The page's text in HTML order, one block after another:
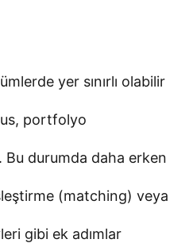
yer sınırlı olabilir
portfolyo
durumda daha erken
(matching) veya
gibi ek adımlar